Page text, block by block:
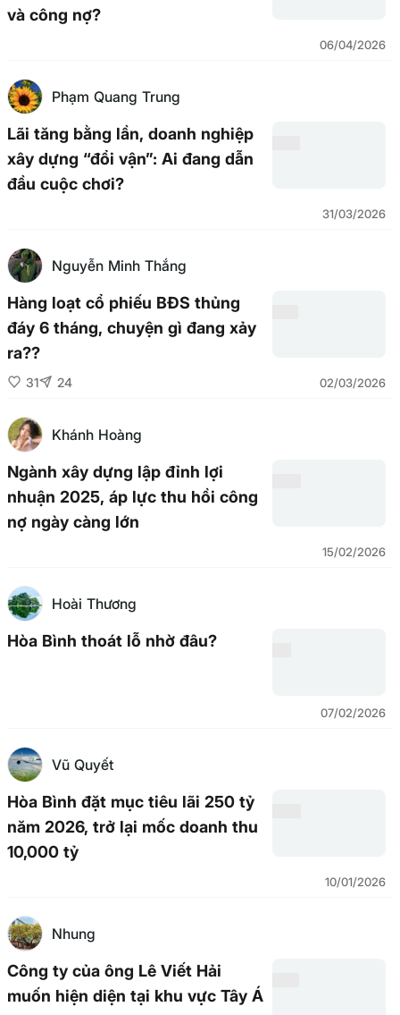
và công nợ?
06/04/2026
Phạm Quang Trung
Lãi tăng bằng lần, doanh nghiệp
xây dựng “đổi vận”: Ai đang dẫn
đầu cuộc chơi?
31/03/2026
Nguyễn Minh Thắng
Hàng loạt cổ phiếu BĐS thủng
đáy 6 tháng, chuyện gì đang xảy
ra??
31 24 02/03/2026
Khánh Hoàng
Ngành xây dựng lập đỉnh lợi
nhuận 2025, áp lực thu hồi công
nợ ngày càng lớn
15/02/2026
Hoài Thương
Hòa Bình thoát lỗ nhờ đâu?
07/02/2026
Vũ Quyết
Hòa Bình đặt mục tiêu lãi 250 tỷ
năm 2026, trở lại mốc doanh thu
10,000 tỷ
10/01/2026
Nhung
Công ty của ông Lê Viết Hải
muốn hiện diện tại khu vực Tây Á